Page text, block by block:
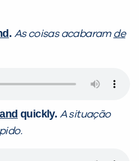
. As coisas acabaram de
quickly. A situação